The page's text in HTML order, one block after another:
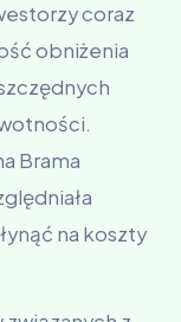
coraz
obniżenia
Brama
na koszty